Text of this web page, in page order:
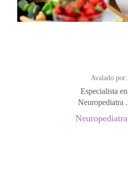
Avalado por:
Especialista en
Neuropediatra .
Neuropediatra